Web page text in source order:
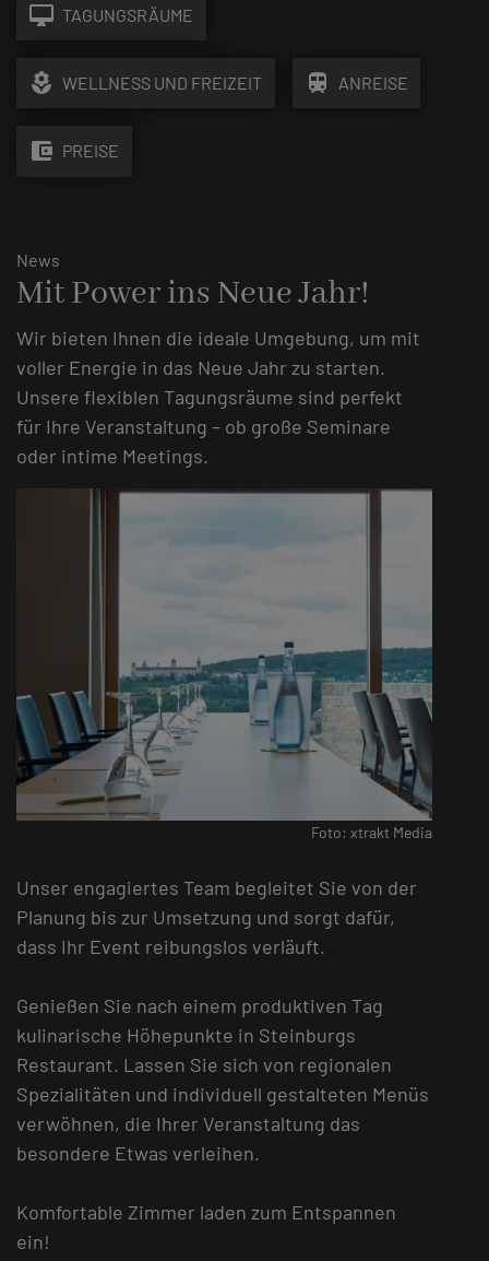
desktop_mac TAGUNGSRÄUME
local_florist WELLNESS UND FREIZEIT train ANREISE
account_balance_wallet PREISE
News
Mit Power ins Neue Jahr!
Wir bieten Ihnen die ideale Umgebung, um mit
voller Energie in das Neue Jahr zu starten.
Unsere flexiblen Tagungsräume sind perfekt
für Ihre Veranstaltung – ob große Seminare
oder intime Meetings.
Foto: xtrakt Media
Unser engagiertes Team begleitet Sie von der
Planung bis zur Umsetzung und sorgt dafür,
dass Ihr Event reibungslos verläuft.
Genießen Sie nach einem produktiven Tag
kulinarische Höhepunkte in Steinburgs
Restaurant. Lassen Sie sich von regionalen
Spezialitäten und individuell gestalteten Menüs
verwöhnen, die Ihrer Veranstaltung das
besondere Etwas verleihen.
Komfortable Zimmer laden zum Entspannen
ein!